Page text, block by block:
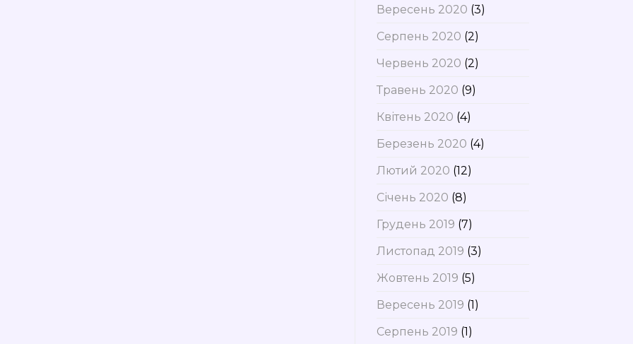
Вересень 2020 (3)
Серпень 2020 (2)
Червень 2020 (2)
Травень 2020 (9)
Квітень 2020 (4)
Березень 2020 (4)
Лютий 2020 (12)
Січень 2020 (8)
Грудень 2019 (7)
Листопад 2019 (3)
Жовтень 2019 (5)
Вересень 2019 (1)
Серпень 2019 (1)